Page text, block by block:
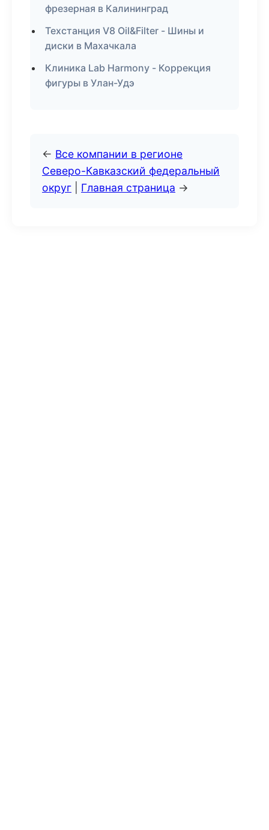
фрезерная в Калининград
Техстанция V8 Oil&Filter - Шины и
диски в Махачкала
Клиника Lab Harmony - Коррекция
фигуры в Улан-Удэ
← Все компании в регионе
Северо-Кавказский федеральный
округ
Главная страница →